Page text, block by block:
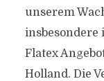
unserem
insbesondere
Flatex
Holland. Die